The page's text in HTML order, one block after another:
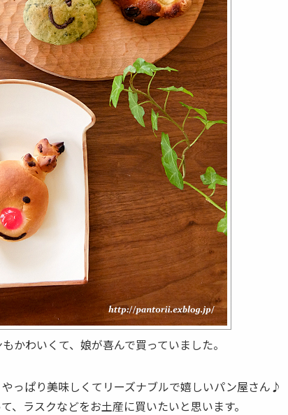
かわいくて、娘が喜んで買っていました。
っぱり美味しくてリーズナブルで嬉しいパン屋さん♪
、ラスクなどをお土産に買いたいと思います。